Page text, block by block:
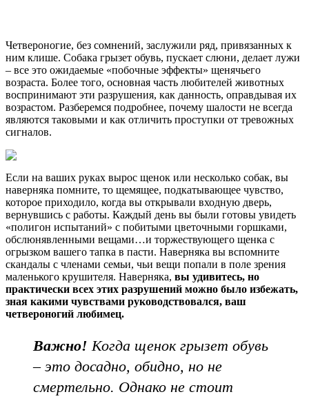
Четвероногие, без сомнений, заслужили ряд, привязанных к
ним клише. Собака грызет обувь, пускает слюни, делает лужи
– все это ожидаемые «побочные эффекты» щенячьего
возраста. Более того, основная часть любителей животных
воспринимают эти разрушения, как данность, оправдывая их
возрастом. Разберемся подробнее, почему шалости не всегда
являются таковыми и как отличить проступки от тревожных
сигналов.
Если на ваших руках вырос щенок или несколько собак, вы
наверняка помните, то щемящее, подкатывающее чувство,
которое приходило, когда вы открывали входную дверь,
вернувшись с работы. Каждый день вы были готовы увидеть
«полигон испытаний» с побитыми цветочными горшками,
обслюнявленными вещами…и торжествующего щенка с
огрызком вашего тапка в пасти. Наверняка вы вспомните
скандалы с членами семьи, чьи вещи попали в поле зрения
маленького крушителя. Наверняка, вы удивитесь, но
практически всех этих разрушений можно было избежать,
зная какими чувствами руководствовался, ваш
четвероногий любимец.
Важно! Когда щенок грызет обувь
– это досадно, обидно, но не
смертельно. Однако не стоит